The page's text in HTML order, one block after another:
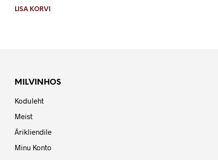
LISA KORVI
MILVINHOS
Koduleht
Meist
Ärikliendile
Minu Konto